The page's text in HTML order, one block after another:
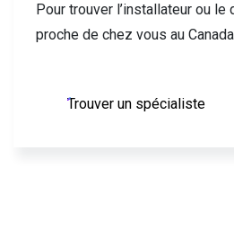
Pour trouver l’installateur ou
proche de chez vous au
Trouver un spécialiste